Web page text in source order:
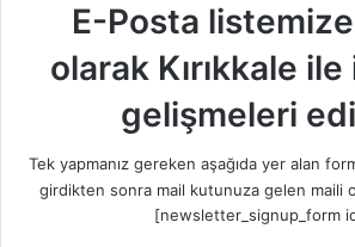
E-Posta
olarak Kırıkkale
gelişmeleri
Tek yapmanız gereken aşağıda yer alan
girdikten sonra mail kutunuza gelen maili
[newsletter_signup_form